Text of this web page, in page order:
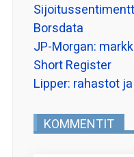
Borsdata
JP-Morgan:
Short Register
Lipper: rahastot
KOMMENTIT